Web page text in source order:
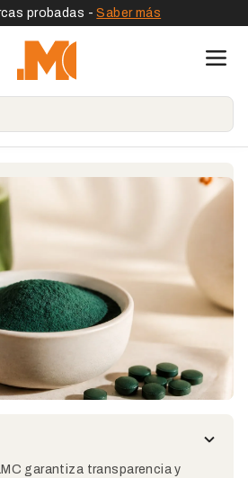
probadas -Saber más
de complemento
elegir? Origen,
y nuestra selección
testada
de hierro, bajada de inmunidad?
las mejores marcas de
para ayudarte a acertar.
garantiza transparencia y